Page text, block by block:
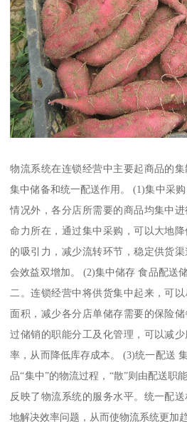
物流系统在连锁经营中主要起商品的集
集中储备和统一配送作用。 (1)集中采
情况外，各分店所需要的商品均集中
命力所在，通过集中采购，可以大地
的吸引力，减少流转环节，稳定供货
会效益双增加。 (2)集中储存 食品配送
二。连锁经营中将供货集中起来，可
面积，减少各分店单储存需要的保险
过储销的职能分工及化管理，可以减
率，从而降低库存成本。 (3)统一配送
品“集中”的物流过程，“散”则由配送职
反映了物流系统的服务水平。统一配
地解决效率问题，从而使物流系统更加